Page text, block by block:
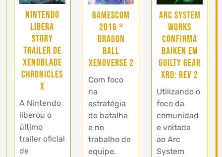
Nintendo
libera
story
trailer de
Xenoblade
Chronicles
X
A Nintendo
liberou o
último
trailer oficial
de
Gamescom
2016 *
Dragon
Ball
Xenoverse 2
Com foco
na
estratégia
de batalha
e no
trabalho de
equipe,
Arc System
Works
confirma
Baiken em
Guilty Gear
Xrd: Rev 2
Utilizando o
foco da
comunidad
e voltada
ao Arc
System